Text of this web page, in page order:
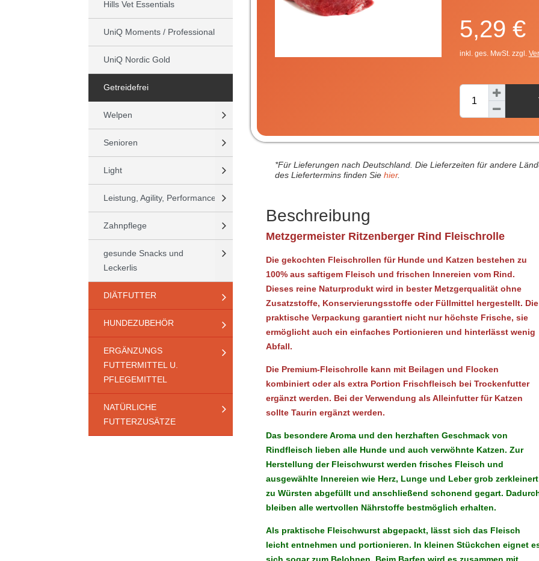
Hills Vet Essentials
UniQ Moments / Professional
UniQ Nordic Gold
Getreidefrei
Welpen
Senioren
Light
Leistung, Agility, Performance
Zahnpflege
gesunde Snacks und
Leckerlis
DIÄTFUTTER
HUNDEZUBEHÖR
ERGÄNZUNGS
FUTTERMITTEL U.
PFLEGEMITTEL
NATÜRLICHE
FUTTERZUSÄTZE
5,29 €
inkl. ges. MwSt. zzgl.
*Für Lieferungen nach Deutschland. Die Lieferzeiten für andere
des Liefertermins finden Sie hier.
Beschreibung
Metzgermeister Ritzenberger Rind Fleischrolle
Die gekochten Fleischrollen für Hunde und Katzen bestehen zu
100% aus saftigem Fleisch und frischen Innereien vom Rind.
Dieses reine Naturprodukt wird in bester Metzgerqualität ohne
Zusatzstoffe, Konservierungsstoffe oder Füllmittel hergestellt. Die
praktische Verpackung garantiert nicht nur höchste Frische, sie
ermöglichtauch ein einfaches Portionieren und hinterlässt wenig
Abfall.
Die Premium-Fleischrolle kann mit Beilagen und Flocken
kombiniert oder als extra Portion Frischfleisch bei Trockenfutter
ergänzt werden. Bei der Verwendung als Alleinfutter für Katzen
sollte Taurin ergänzt werden.
Das besondere Aroma und den herzhaften Geschmack von
Rindfleisch lieben alle Hunde und auch verwöhnte Katzen. Zur
Herstellung der Fleischwurst werden frisches Fleisch und
ausgewählte Innereien wie Herz, Lunge und Leber grob
zu Würsten abgefüllt und anschließend schonend gegart.
bleiben alle wertvollen Nährstoffe bestmöglich erhalten.
Als praktische Fleischwurst abgepackt, lässt sich das Fleisch
leicht entnehmen und portionieren. In kleinen Stückchen eignet